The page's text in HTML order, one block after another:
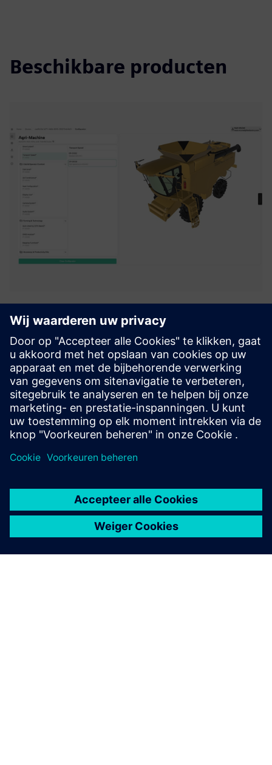
Beschikbare producten
Enable manufacturers to configure complex products using
PLM data and rules. Guide users through valid options,
visualize products in 3D, and generate accurate quotes.
Support sales teams and dealers while ensuring
consistency acr...
Meer informatie